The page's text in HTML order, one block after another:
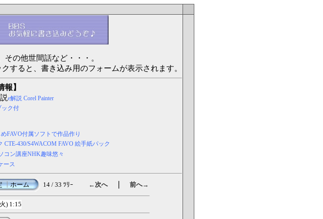
その他世間話など・・・。
すると、書き込み用のフォームが表示されます。
】
e解説 Corel Painter
ック付
FAVO付属ソフトで作品作り
CTE-430/S4WACOM FAVO 絵手紙パック
コン講座NHK趣味悠々
ース
┃ホーム 14 / 33 ﾂﾘｰ ←次へ｜ 前へ→
) 1:15